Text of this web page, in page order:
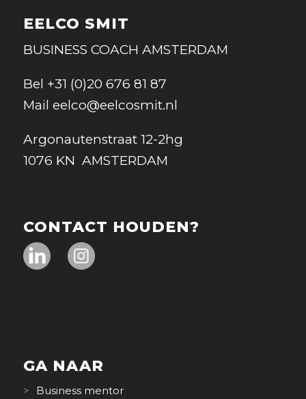
EELCO SMIT
BUSINESS COACH AMSTERDAM
Bel +31 (0)20 676 81 87
Mail eelco@eelcosmit.nl
Argonautenstraat 12-2hg
1076 KN AMSTERDAM
CONTACT HOUDEN?
GA NAAR
Business mentor